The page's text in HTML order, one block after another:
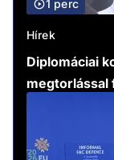
1 perc
Hírek
Diplomáciai
megtorlással